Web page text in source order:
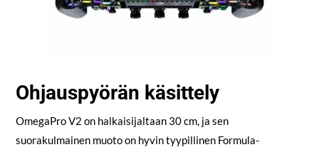
Ohjauspyörän käsittely
OmegaPro V2 on halkaisijaltaan 30 cm, ja sen
suorakulmainen muoto on hyvin tyypillinen Formula-